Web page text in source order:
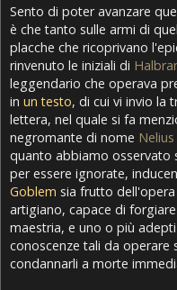
Sento di poter avanzare
è che tanto sulle armi di
placche che ricoprivano
rinvenuto le iniziali di
leggendario che operava
in un testo, di cui vi invio la
lettera, nel quale si fa
negromante di nome Nelius
quanto abbiamo osservato
per essere ignorate,
Goblem sia frutto
artigiano, capace di
maestria, e uno o più
conoscenze tali da operare
condannarli a morte